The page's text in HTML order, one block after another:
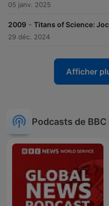
05 janv. 2025
2009 - Titans of Science:
29 déc. 2024
Afficher
Podcasts de BBC